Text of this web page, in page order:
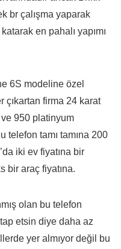
br çalışma yaparak
en pahalı yapımı
6S modeline özel
çıkartan firma 24 karat
ve 950 platinyum
telefon tamı tamına 200
iki ev fiyatına bir
bir araç fiyatına.
olan bu telefon
etsin diye daha az
yer almıyor değil bu